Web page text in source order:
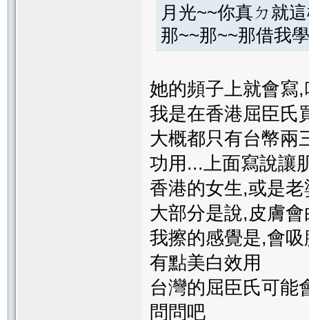
月光~~你真ㄉ就
那~~那~~那借我
她的頻子上就會寫
我是在香港屈臣氏
大概都只有台幣兩
功用...上面寫說讓
香港的女生,或是
大部分是說,皮膚會
我擦的感覺是,會
有點美白效用
台灣的屈臣氏可能
問問吧